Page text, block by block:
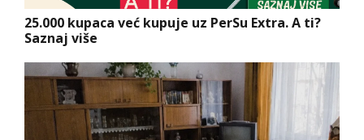
25.000 kupaca već kupuje uz PerSu Extra. A ti?
Saznaj više